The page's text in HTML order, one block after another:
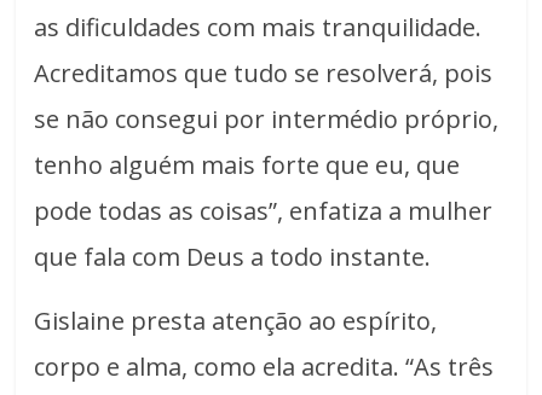
as dificuldades com mais tranquilidade.
Acreditamos que tudo se resolverá, pois
se não consegui por intermédio próprio,
tenho alguém mais forte que eu, que
pode todas as coisas”, enfatiza a mulher
que fala com Deus a todo instante.
Gislaine presta atenção ao espírito,
corpo e alma, como ela acredita. “As três